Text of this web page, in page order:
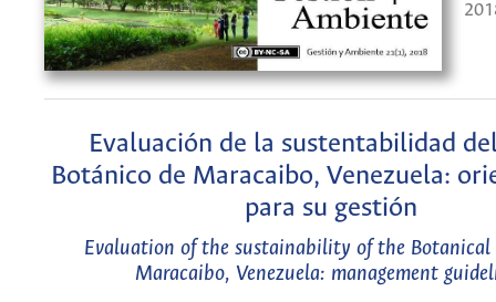
Evaluación de la sustentabilidad
Botánico de Maracaibo, Venezuela:
para su gestión
Evaluation of the sustainability of the Botanical
Maracaibo, Venezuela: management